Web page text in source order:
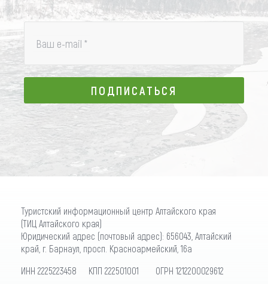
Ваш e-mail *
ПОДПИСАТЬСЯ
ПОДПИСАТЬСЯ
Туристский информационный центр Алтайского края
(ТИЦ Алтайского края)
Юридический адрес (почтовый адрес): 656043, Алтайский
край, г. Барнаул, просп. Красноармейский, 16а
ИНН 2225223458 КПП 222501001 ОГРН 1212200029612